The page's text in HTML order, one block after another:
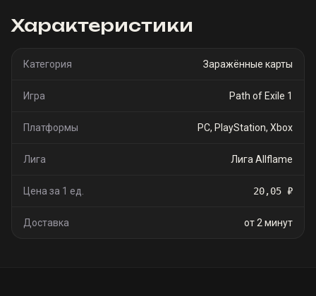
Характеристики
Категория Заражённые карты
Игра Path of Exile 1
Платформы PC, PlayStation, Xbox
Лига Лига Allflame
Цена за 1 ед. 20,05 ₽
Доставка от 2 минут